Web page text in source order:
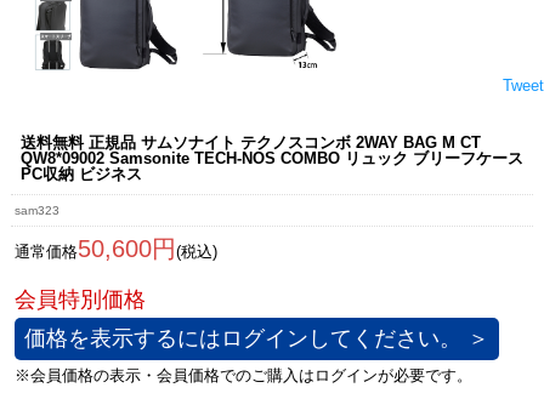
Tweet
送料無料 正規品 サムソナイト テクノスコンボ 2WAY BAG M CT
QW8*09002 Samsonite TECH-NOS COMBO リュック ブリーフケース
PC収納 ビジネス
sam323
通常価格50,600円 (税込)
価格を表示するにはログインしてください。 ＞